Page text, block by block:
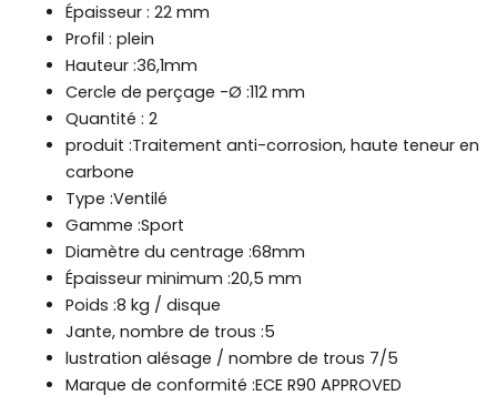
Épaisseur : 22 mm
Profil : plein
Hauteur :36,1mm
Cercle de perçage -Ø :112 mm
Quantité : 2
produit :Traitement anti-corrosion, haute teneur en
carbone
Type :Ventilé
Gamme :Sport
Diamètre du centrage :68mm
Épaisseur minimum :20,5 mm
Poids :8 kg / disque
Jante, nombre de trous :5
lustration alésage / nombre de trous 7/5
Marque de conformité :ECE R90 APPROVED